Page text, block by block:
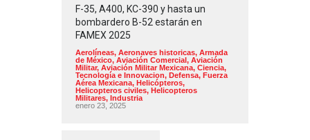
F-35, A400, KC-390 y hasta un
bombardero B-52 estarán en
FAMEX 2025
Aerolíneas, Aeronaves historicas, Armada
de México, Aviación Comercial, Aviación
Militar, Aviación Militar Mexicana, Ciencia,
Tecnología e Innovacion, Defensa, Fuerza
Aérea Mexicana, Helicópteros,
Helicopteros civiles, Helicopteros
Militares, Industria
enero 23, 2025